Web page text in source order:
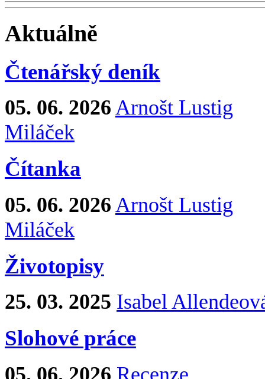
Aktuálně
Čtenářský deník
05. 06. 2026 Arnošt Lustig
Miláček
Čítanka
05. 06. 2026 Arnošt Lustig
Miláček
Životopisy
25. 03. 2025 Isabel
Slohové práce
05. 06. 2026 Recenze